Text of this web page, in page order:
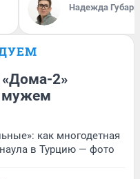
Надежда Губарь
«Дома-2»
мужем
как многодетная
в Турцию — фото